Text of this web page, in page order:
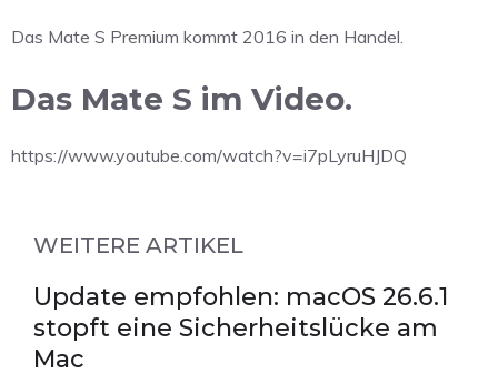
Das Mate S Premium kommt 2016 in den Handel.
Das Mate S im Video.
https://www.youtube.com/watch?v=i7pLyruHJDQ
WEITERE ARTIKEL
Update empfohlen: macOS 26.6.1
stopft eine Sicherheitslücke am
Mac